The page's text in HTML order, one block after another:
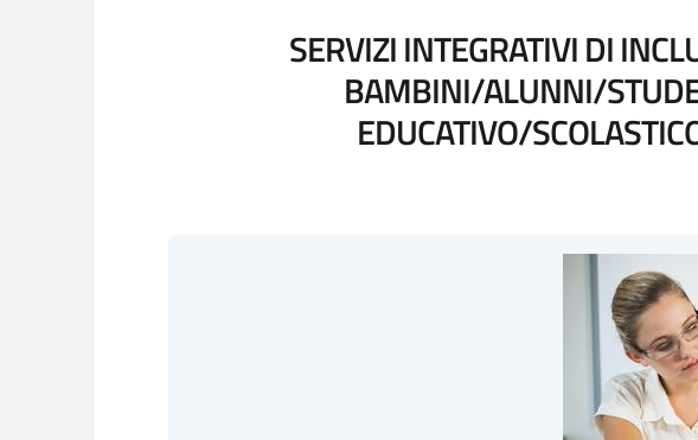
SERVIZI INTEGRATIVI DI
BAMBINI/ALUNNI/
EDUCATIVO/